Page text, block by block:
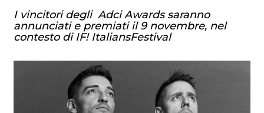
I vincitori degli Adci Awards saranno
annunciati e premiati il 9 novembre, nel
contesto di IF! ItaliansFestival